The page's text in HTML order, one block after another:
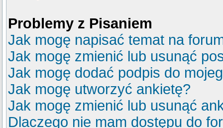
Problemy z Pisaniem
Jak mogę napisać temat na
Jak mogę zmienić lub usunąć
Jak mogę dodać podpis do
Jak mogę utworzyć ankietę?
Jak mogę zmienić lub usunąć
Dlaczego nie mam dostępu do